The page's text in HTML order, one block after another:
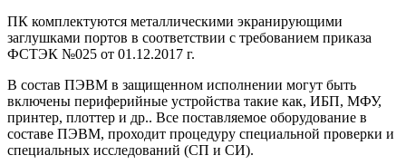
ПК комплектуются металлическими экранирующими
заглушками портов в соответствии с требованием приказа
ФСТЭК №025 от 01.12.2017 г.
В состав ПЭВМ в защищенном исполнении могут быть
включены периферийные устройства такие как, ИБП, МФУ,
принтер, плоттер и др.. Все поставляемое оборудование в
составе ПЭВМ, проходит процедуру специальной проверки и
специальных исследований (СП и СИ).